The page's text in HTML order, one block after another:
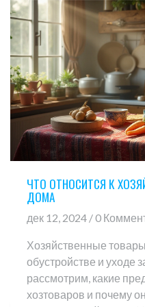
стеклянной утварью.
ЧТО ОТНОСИТСЯ К
ДОМА
дек 12, 2024 / 0
Хозяйственные
обустройстве и уходе
рассмотрим, какие
хозтоваров и почему